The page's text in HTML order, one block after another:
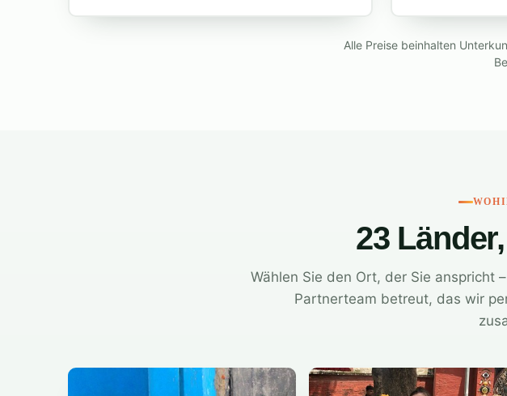
Alle Preise beinhalten
23
Wählen Sie den Ort, der Sie anspricht
Partnerteam betreut, das wir